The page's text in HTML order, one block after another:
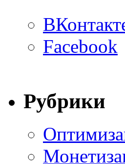
Facebook
Рубрики